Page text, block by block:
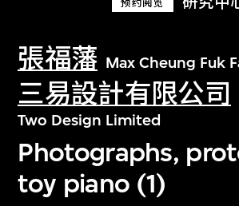
预约阅览
張福藩 Max Cheung Fuk
三易設計有限公司
Two Design Limited
Photographs,
toy piano (1)
探索世界顶级的二十及二十
文化藏品。